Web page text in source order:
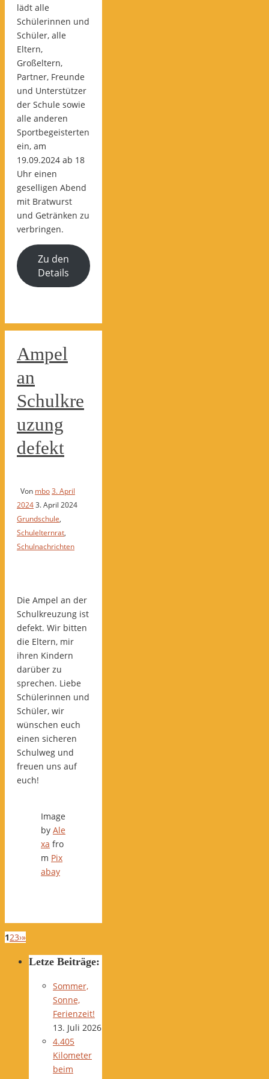
lädt alle
Schülerinnen und
Schüler, alle
Eltern,
Großeltern,
Partner, Freunde
und Unterstützer
der Schule sowie
alle anderen
Sportbegeisterten
ein, am
19.09.2024 ab 18
Uhr einen
geselligen Abend
mit Bratwurst
und Getränken zu
verbringen.
Zu den
Details
Ampel
an
Schulkre
uzung
defekt
Von mbo3. April
20243. April 2024
Grundschule
Schulelternrat
Schulnachrichten
Die Ampel an der
Schulkreuzung ist
defekt. Wir bitten
die Eltern, mir
ihren Kindern
darüber zu
sprechen. Liebe
Schülerinnen und
Schüler, wir
wünschen euch
einen sicheren
Schulweg und
freuen uns auf
euch!
Image
by Ale
xa fro
m Pix
abay
123›»
Letze Beiträge:
Sommer,
Sonne,
Ferienzeit!
13. Juli 2026
4.405
Kilometer
beim